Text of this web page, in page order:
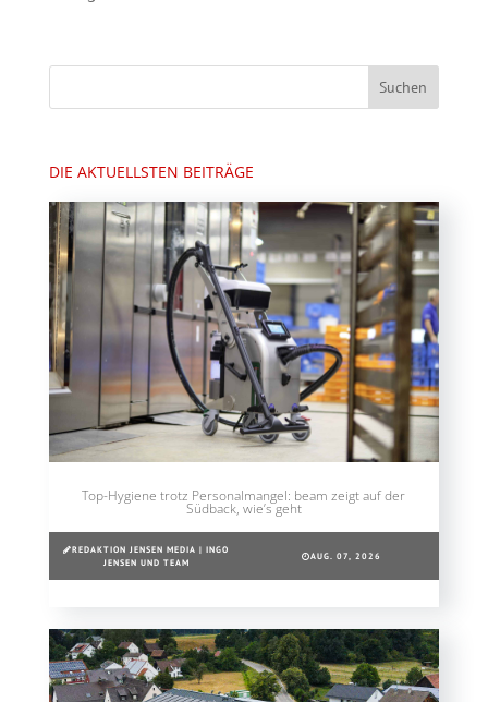
DIE AKTUELLSTEN BEITRÄGE
Top-Hygiene trotz Personalmangel: beam zeigt auf der
Südback, wie’s geht
REDAKTION JENSEN MEDIA | INGO
JENSEN UND TEAM
AUG. 07, 2026